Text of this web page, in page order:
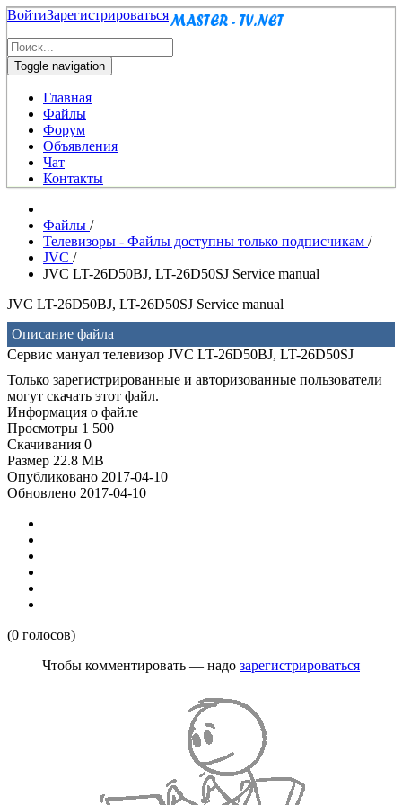
ВойтиЗарегистрироваться
Toggle navigation
Главная
Файлы
Форум
Объявления
Чат
Контакты
Файлы /
Телевизоры - Файлы доступны только подписчикам /
JVC /
JVC LT-26D50BJ, LT-26D50SJ Service manual
JVC LT-26D50BJ, LT-26D50SJ Service manual
Описание файла
Сервис мануал телевизор JVC LT-26D50BJ, LT-26D50SJ
Только зарегистрированные и авторизованные пользователи
могут скачать этот файл.
Информация о файле
Просмотры 1 500
Скачивания 0
Размер 22.8 MB
Опубликовано 2017-04-10
Обновлено 2017-04-10
(0 голосов)
Чтобы комментировать — надо зарегистрироваться